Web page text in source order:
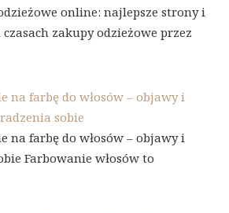
online: najlepsze strony i
zakupy odzieżowe przez
na farbę do włosów – objawy i
sobie
na farbę do włosów – objawy i
Farbowanie włosów to